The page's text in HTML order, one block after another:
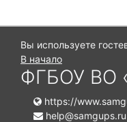
Вы используете
В начало
ФГБОУ ВО
https://
help@samgups.ru